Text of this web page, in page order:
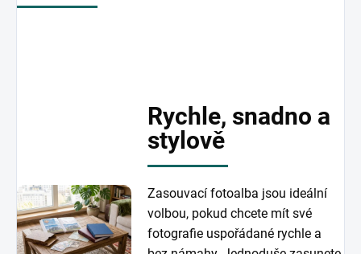
Rychle, snadno a
stylově
Zasouvací fotoalba jsou ideální
volbou, pokud chcete mít své
fotografie uspořádané rychle a